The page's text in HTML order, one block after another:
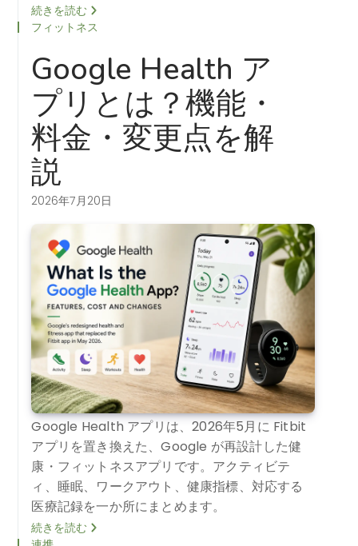
続きを読む
フィットネス
Google Health ア
プリとは？機能・
料金・変更点を解
説
2026年7月20日
Google Health アプリは、2026年5月に Fitbit
アプリを置き換えた、Google が再設計した健
康・フィットネスアプリです。アクティビテ
ィ、睡眠、ワークアウト、健康指標、対応する
医療記録を一か所にまとめます。
続きを読む